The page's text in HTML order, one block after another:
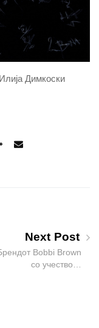
Димкоски
Next Post
Bobbi Brown
со учество…